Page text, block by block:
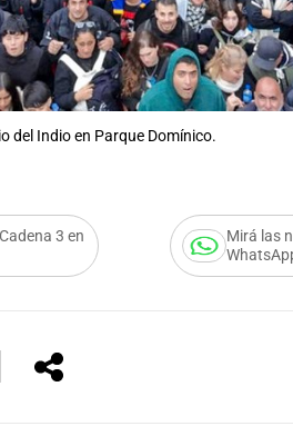
del Indio en Parque Domínico.
3 en
Mirá las